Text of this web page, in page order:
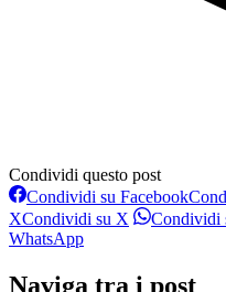
Condividi questo post
Condividi su Facebook
XCondividi su X Condividi
WhatsApp
Naviga tra i post